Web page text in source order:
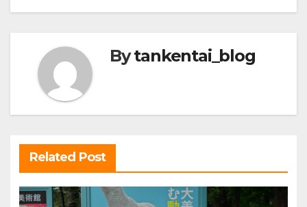
ナ
ゲ
ー
シ
ョ
ン
Bytankentai_blog
Related Post